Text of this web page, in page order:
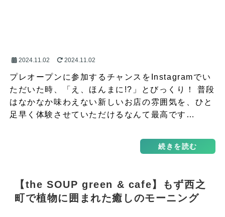
2024.11.02 2024.11.02
プレオープンに参加するチャンスをInstagramでい
ただいた時、「え、ほんまに!?」とびっくり！ 普段
はなかなか味わえない新しいお店の雰囲気を、ひと
足早く体験させていただけるなんて最高です…
続きを読む
【the SOUP green & cafe】もず西之
町で植物に囲まれた癒しのモーニング